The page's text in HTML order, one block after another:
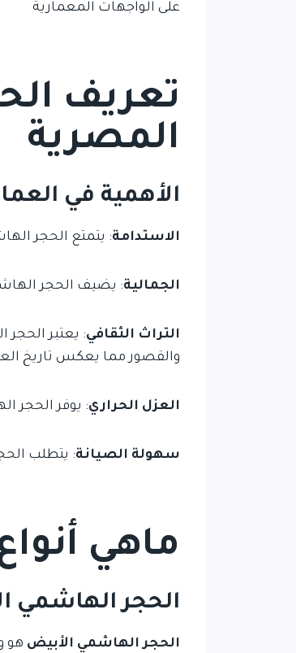
على الواجهات المعمارية
تعريف
المصرية
الأهمية في
الاستدامة: يتمتع الحجر
الجمالية: يضيف الحجر
التراث الثقافي: يعتبر
والقصور مما يعكس تاريخ
العزل الحراري: يوفر الحجر
سهولة الصيانة: يتطلب
ماهي
الحجر الهاشمي
الحجر الهاشمي الأبيض هو